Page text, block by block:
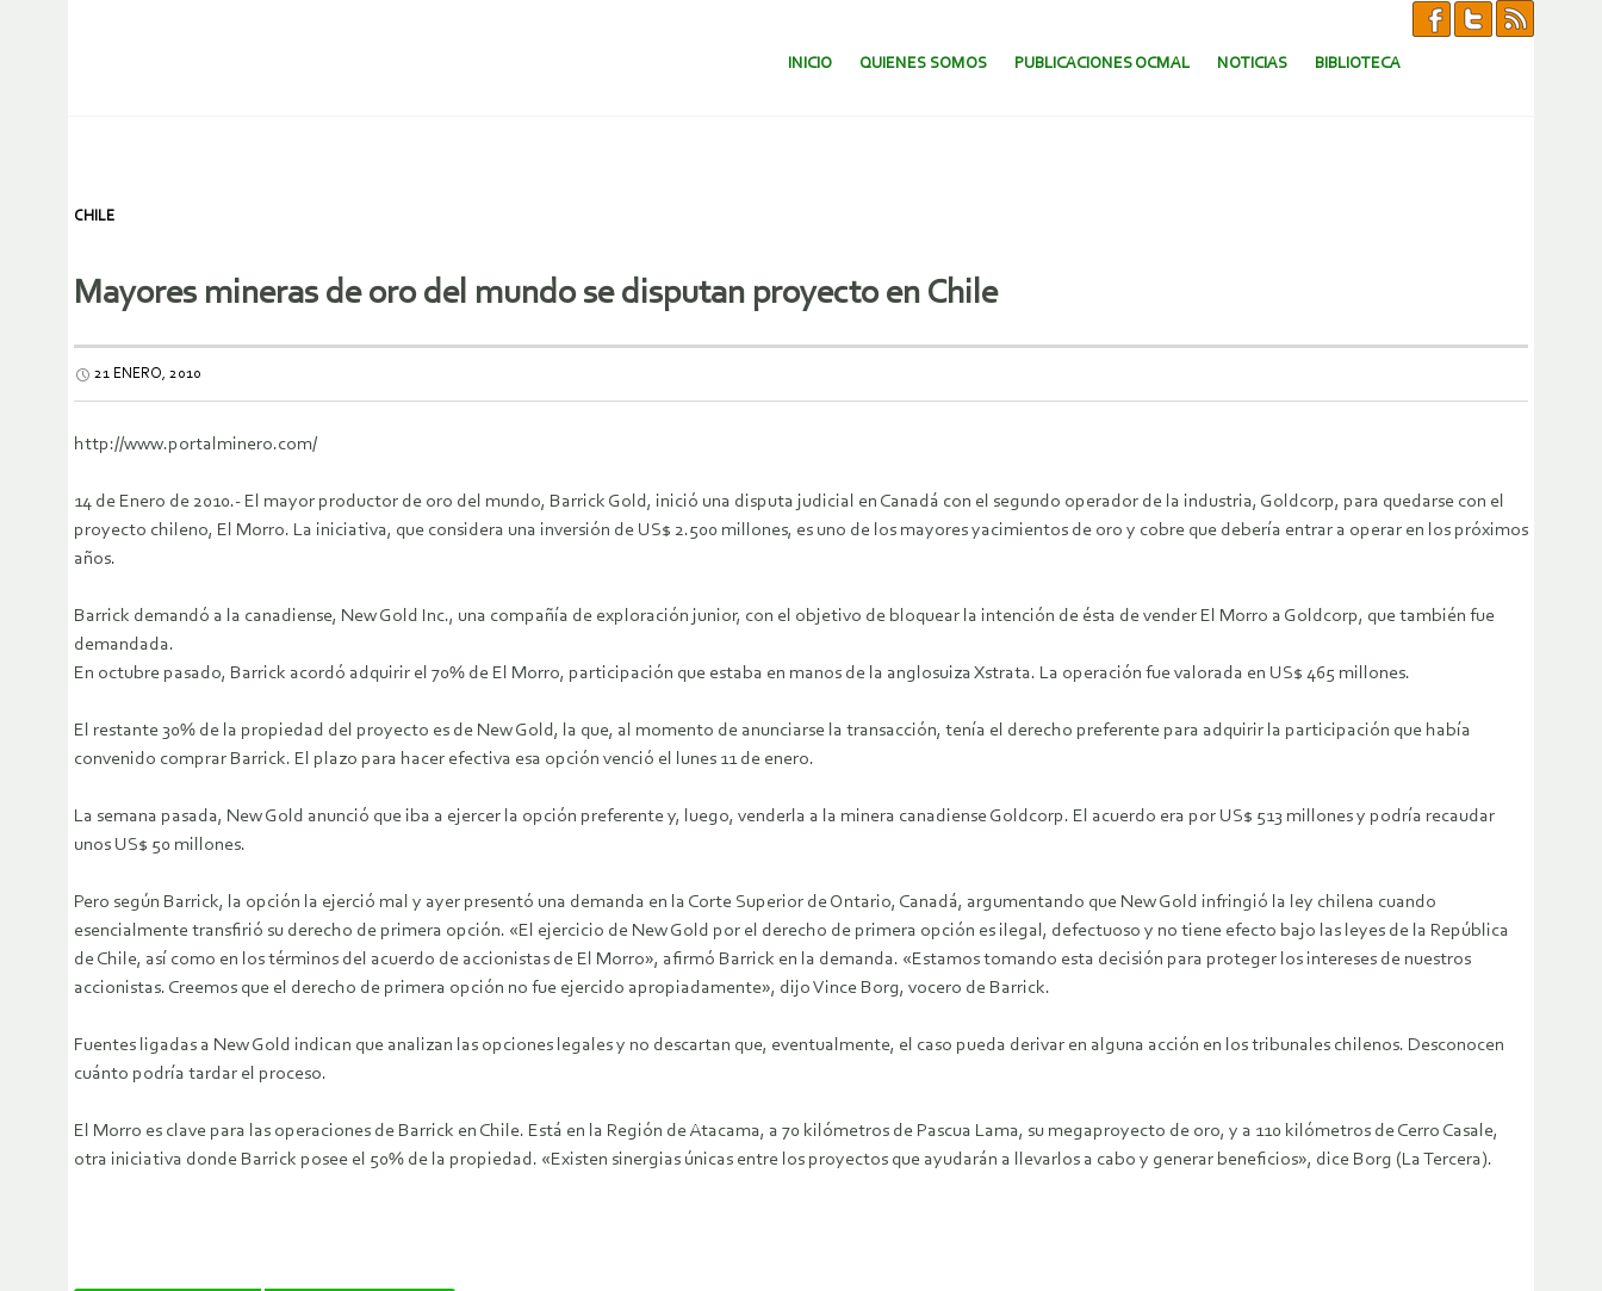
SALTAR AL CONTENIDO.
INICIO QUIENES SOMOS PUBLICACIONES OCMAL NOTICIAS BIBLIOTECA
CHILE
Mayores mineras de oro del mundo se disputan proyecto en Chile
21 ENERO, 2010
http://www.portalminero.com/
14 de Enero de 2010.- El mayor productor de oro del mundo, Barrick Gold, inició una disputa judicial en Canadá con el segundo operador de la industria, Goldcorp, para quedarse con el
proyecto chileno, El Morro. La iniciativa, que considera una inversión de US$ 2.500 millones, es uno de los mayores yacimientos de oro y cobre que debería entrar a operar en los próximos
años.
Barrick demandó a la canadiense, New Gold Inc., una compañía de exploración junior, con el objetivo de bloquear la intención de ésta de vender El Morro a Goldcorp, que también fue
demandada.
En octubre pasado, Barrick acordó adquirir el 70% de El Morro, participación que estaba en manos de la anglosuiza Xstrata. La operación fue valorada en US$ 465 millones.
El restante 30% de la propiedad del proyecto es de New Gold, la que, al momento de anunciarse la transacción, tenía el derecho preferente para adquirir la participación que había
convenido comprar Barrick. El plazo para hacer efectiva esa opción venció el lunes 11 de enero.
La semana pasada, New Gold anunció que iba a ejercer la opción preferente y, luego, venderla a la minera canadiense Goldcorp. El acuerdo era por US$ 513 millones y podría recaudar
unos US$ 50 millones.
Pero según Barrick, la opción la ejerció mal y ayer presentó una demanda en la Corte Superior de Ontario, Canadá, argumentando que New Gold infringió la ley chilena cuando
esencialmente transfirió su derecho de primera opción. «El ejercicio de New Gold por el derecho de primera opción es ilegal, defectuoso y no tiene efecto bajo las leyes de la República
de Chile, así como en los términos del acuerdo de accionistas de El Morro», afirmó Barrick en la demanda. «Estamos tomando esta decisión para proteger los intereses de nuestros
accionistas. Creemos que el derecho de primera opción no fue ejercido apropiadamente», dijo Vince Borg, vocero de Barrick.
Fuentes ligadas a New Gold indican que analizan las opciones legales y no descartan que, eventualmente, el caso pueda derivar en alguna acción en los tribunales chilenos. Desconocen
cuánto podría tardar el proceso.
El Morro es clave para las operaciones de Barrick en Chile. Está en la Región de Atacama, a 70 kilómetros de Pascua Lama, su megaproyecto de oro, y a 110 kilómetros de Cerro Casale,
otra iniciativa donde Barrick posee el 50% de la propiedad. «Existen sinergias únicas entre los proyectos que ayudarán a llevarlos a cabo y generar beneficios», dice Borg (La Tercera).